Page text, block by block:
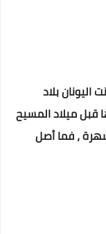
اليونان بلاد
قبل ميلاد المسيح
، فما أصل